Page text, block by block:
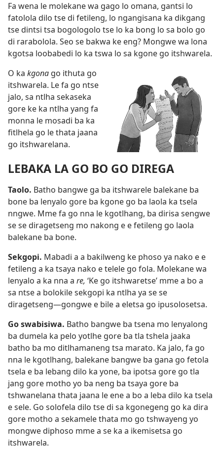
Fa wena le molekane wa gago lo omana, gantsi lo
fatolola dilo tse di fetileng, lo ngangisana ka dikgang
tse dintsi tsa bogologolo tse lo ka bong lo sa bolo go
di rarabolola. Seo se bakwa ke eng? Mongwe wa lona
kgotsa loobabedi lo ka tswa lo sa kgone go itshwarela.
O ka kgona go ithuta go
itshwarela. Le fa go ntse
jalo, sa ntlha sekaseka
gore ke ka ntlha yang fa
monna le mosadi ba ka
fitlhela go le thata jaana
go itshwarelana.
LEBAKA LA GO BO GO DIREGA
Taolo. Batho bangwe ga ba itshwarele balekane ba
bone ba lenyalo gore ba kgone go ba laola ka tsela
nngwe. Mme fa go nna le kgotlhang, ba dirisa sengwe
se se diragetseng mo nakong e e fetileng go laola
balekane ba bone.
Sekgopi. Mabadi a a bakilweng ke phoso ya nako e e
fetileng a ka tsaya nako e telele go fola. Molekane wa
lenyalo a ka nna a re, ‘Ke go itshwaretse’ mme a bo a
sa ntse a bolokile sekgopi ka ntlha ya se se
diragetseng—gongwe e bile a eletsa go ipusolosetsa.
Go swabisiwa. Batho bangwe ba tsena mo lenyalong
ba dumela ka pelo yotlhe gore ba tla tshela jaaka
batho ba mo ditlhamaneng tsa marato. Ka jalo, fa go
nna le kgotlhang, balekane bangwe ba gana go fetola
tsela e ba lebang dilo ka yone, ba ipotsa gore go tla
jang gore motho yo ba neng ba tsaya gore ba
tshwanelana thata jaana le ene a bo a leba dilo ka tsela
e sele. Go solofela dilo tse di sa kgonegeng go ka dira
gore motho a sekamele thata mo go tshwayeng yo
mongwe diphoso mme a se ka a ikemisetsa go
itshwarela.